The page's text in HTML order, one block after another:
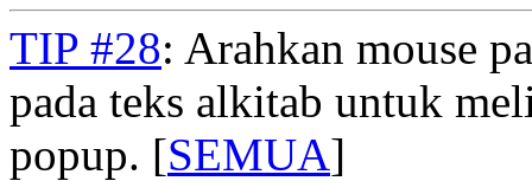
TIP #28: Arahkan mouse
pada teks alkitab untuk
popup. [SEMUA]